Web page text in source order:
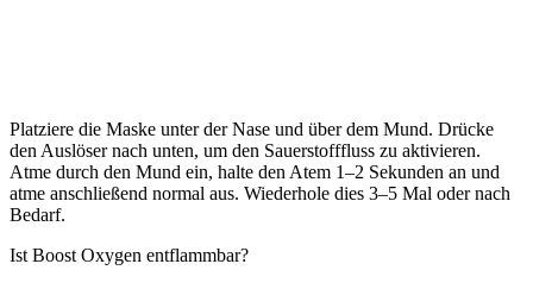
Platziere die Maske unter der Nase und über dem Mund. Drücke
den Auslöser nach unten, um den Sauerstofffluss zu aktivieren.
Atme durch den Mund ein, halte den Atem 1–2 Sekunden an und
atme anschließend normal aus. Wiederhole dies 3–5 Mal oder nach
Bedarf.
Ist Boost Oxygen entflammbar?